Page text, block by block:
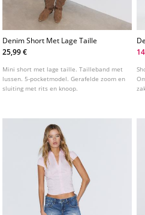
Denim Short Met Lage Taille
25,99 €
Mini short met lage taille. Tailleband met
lussen. 5-pocketmodel. Gerafelde zoom en
sluiting met rits en knoop.